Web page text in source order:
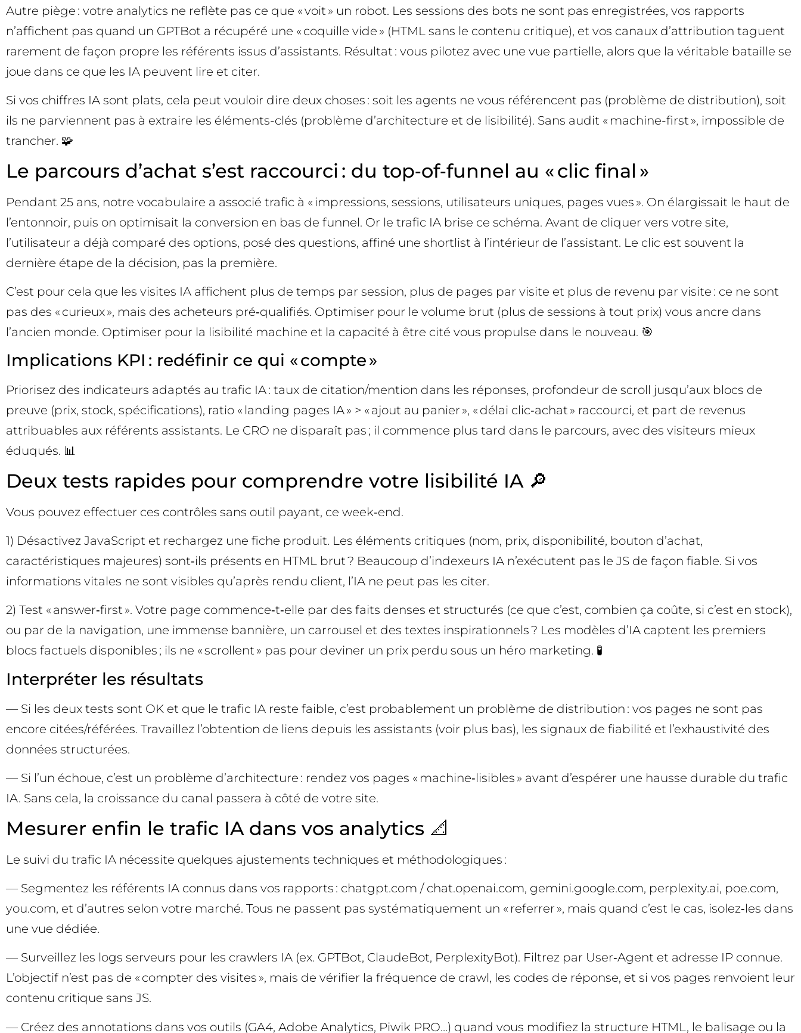
Autre piège : votre analytics ne reflète pas ce que « voit » un robot. Les sessions des bots ne sont pas enregistrées, vos rapports
n’affichent pas quand un GPTBot a récupéré une « coquille vide » (HTML sans le contenu critique), et vos canaux d’attribution taguent
rarement de façon propre les référents issus d’assistants. Résultat : vous pilotez avec une vue partielle, alors que la véritable bataille se
joue dans ce que les IA peuvent lire et citer.
Si vos chiffres IA sont plats, cela peut vouloir dire deux choses : soit les agents ne vous référencent pas (problème de distribution), soit
ils ne parviennent pas à extraire les éléments-clés (problème d’architecture et de lisibilité). Sans audit « machine-first », impossible de
trancher. 🧩
Le parcours d’achat s’est raccourci : du top‑of‑funnel au « clic final »
Pendant 25 ans, notre vocabulaire a associé trafic à « impressions, sessions, utilisateurs uniques, pages vues ». On élargissait le haut de
l’entonnoir, puis on optimisait la conversion en bas de funnel. Or le trafic IA brise ce schéma. Avant de cliquer vers votre site,
l’utilisateur a déjà comparé des options, posé des questions, affiné une shortlist à l’intérieur de l’assistant. Le clic est souvent la
dernière étape de la décision, pas la première.
C’est pour cela que les visites IA affichent plus de temps par session, plus de pages par visite et plus de revenu par visite : ce ne sont
pas des « curieux », mais des acheteurs pré‑qualifiés. Optimiser pour le volume brut (plus de sessions à tout prix) vous ancre dans
l’ancien monde. Optimiser pour la lisibilité machine et la capacité à être cité vous propulse dans le nouveau. 🎯
Implications KPI : redéfinir ce qui « compte »
Priorisez des indicateurs adaptés au trafic IA : taux de citation/mention dans les réponses, profondeur de scroll jusqu’aux blocs de
preuve (prix, stock, spécifications), ratio « landing pages IA » > « ajout au panier », « délai clic‑achat » raccourci, et part de revenus
attribuables aux référents assistants. Le CRO ne disparaît pas ; il commence plus tard dans le parcours, avec des visiteurs mieux
éduqués. 📊
Deux tests rapides pour comprendre votre lisibilité IA 🔎
Vous pouvez effectuer ces contrôles sans outil payant, ce week‑end.
1) Désactivez JavaScript et rechargez une fiche produit. Les éléments critiques (nom, prix, disponibilité, bouton d’achat,
caractéristiques majeures) sont‑ils présents en HTML brut ? Beaucoup d’indexeurs IA n’exécutent pas le JS de façon fiable. Si vos
informations vitales ne sont visibles qu’après rendu client, l’IA ne peut pas les citer.
2) Test « answer‑first ». Votre page commence‑t‑elle par des faits denses et structurés (ce que c’est, combien ça coûte, si c’est en stock),
ou par de la navigation, une immense bannière, un carrousel et des textes inspirationnels ? Les modèles d’IA captent les premiers
blocs factuels disponibles ; ils ne « scrollent » pas pour deviner un prix perdu sous un héro marketing. 🧪
Interpréter les résultats
— Si les deux tests sont OK et que le trafic IA reste faible, c’est probablement un problème de distribution : vos pages ne sont pas
encore citées/référées. Travaillez l’obtention de liens depuis les assistants (voir plus bas), les signaux de fiabilité et l’exhaustivité des
données structurées.
— Si l’un échoue, c’est un problème d’architecture : rendez vos pages « machine‑lisibles » avant d’espérer une hausse durable du trafic
IA. Sans cela, la croissance du canal passera à côté de votre site.
Mesurer enfin le trafic IA dans vos analytics 📐
Le suivi du trafic IA nécessite quelques ajustements techniques et méthodologiques :
— Segmentez les référents IA connus dans vos rapports : chatgpt.com / chat.openai.com, gemini.google.com, perplexity.ai, poe.com,
you.com, et d’autres selon votre marché. Tous ne passent pas systématiquement un « referrer », mais quand c’est le cas, isolez‑les dans
une vue dédiée.
— Surveillez les logs serveurs pour les crawlers IA (ex. GPTBot, ClaudeBot, PerplexityBot). Filtrez par User‑Agent et adresse IP connue.
L’objectif n’est pas de « compter des visites », mais de vérifier la fréquence de crawl, les codes de réponse, et si vos pages renvoient leur
contenu critique sans JS.
— Créez des annotations dans vos outils (GA4, Adobe Analytics, Piwik PRO…) quand vous modifiez la structure HTML, le balisage ou la